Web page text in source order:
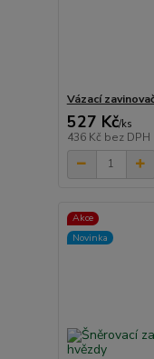
Vázací
527 Kč/ks
436 Kč bez DPH
Akce
Novinka